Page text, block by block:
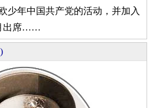
少年中国共产党的活动，并加入
出席……